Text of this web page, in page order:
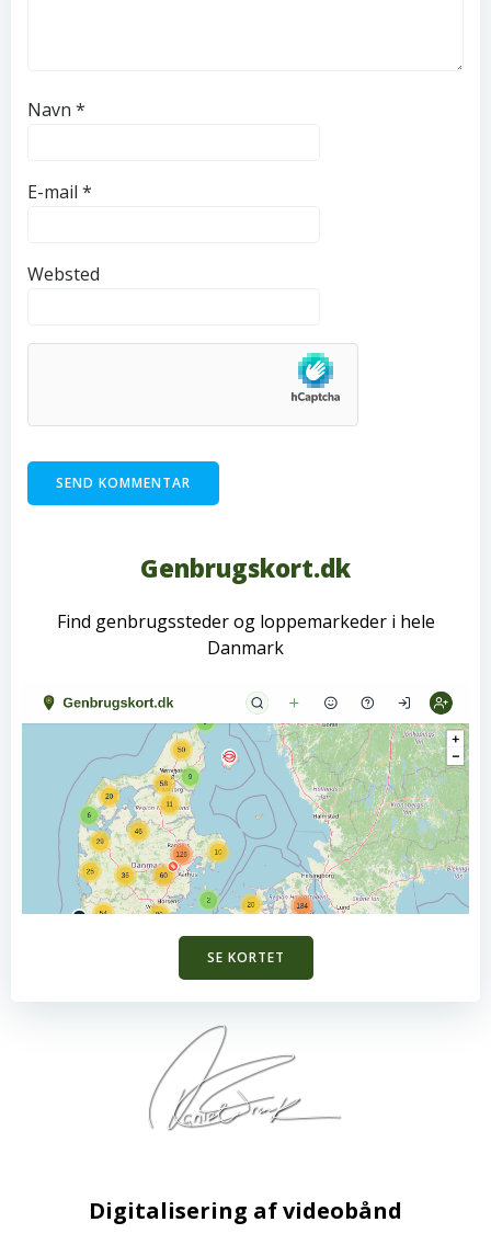
Navn *
E-mail *
Websted
Genbrugskort.dk
Find genbrugssteder og loppemarkeder i hele
Danmark
SE KORTET
Digitalisering af videobånd